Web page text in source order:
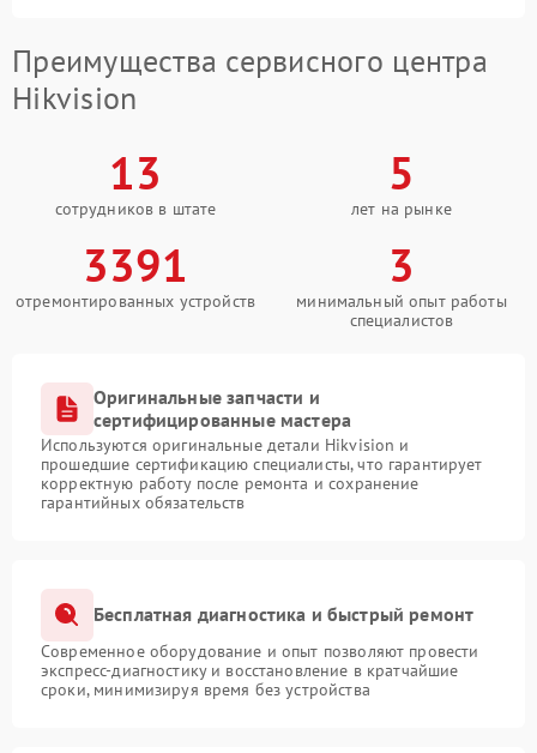
Преимущества сервисного центра
Hikvision
13
сотрудников в штате
5
лет на рынке
3391
отремонтированных устройств
3
минимальный опыт работы
специалистов
Оригинальные запчасти и
сертифицированные мастера
Используются оригинальные детали Hikvision и
прошедшие сертификацию специалисты, что гарантирует
корректную работу после ремонта и сохранение
гарантийных обязательств
Бесплатная диагностика и быстрый ремонт
Современное оборудование и опыт позволяют провести
экспресс-диагностику и восстановление в кратчайшие
сроки, минимизируя время без устройства